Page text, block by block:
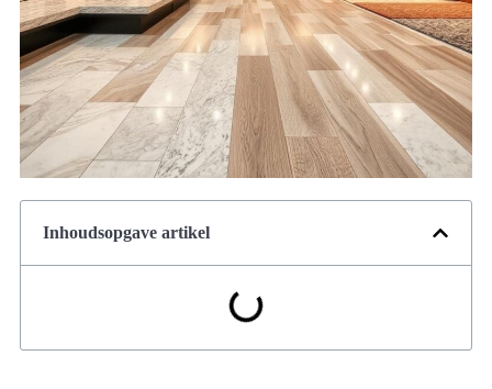
Inhoudsopgave artikel